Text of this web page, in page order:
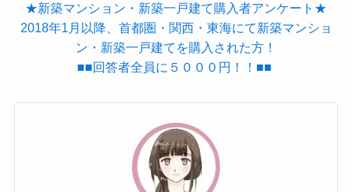
★新築マンション・新築一戸建て購入者アンケート★
2018年1月以降、首都圏・関西・東海にて新築マンショ
ン・新築一戸建てを購入された方！
■■回答者全員に５０００円！！■■